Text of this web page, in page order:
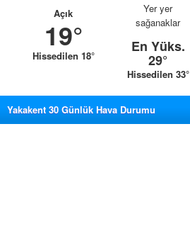
Açık
19°
Hissedilen 18°
Yer yer
sağanaklar
En Yüks.
29°
Hissedilen 33°
Yakakent 30 Günlük Hava Durumu